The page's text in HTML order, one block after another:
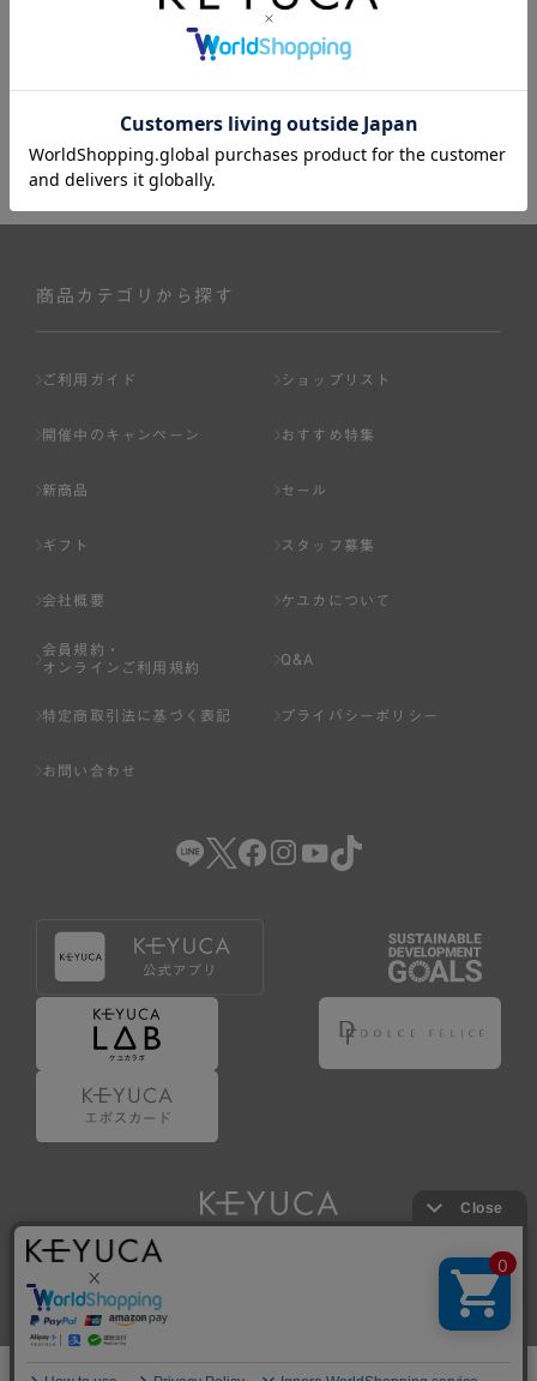
商品カテゴリから探す
ご利用ガイド ショップリスト
開催中のキャンペーン おすすめ特集
新商品 セール
ギフト スタッフ募集
会社概要 ケユカについて
会員規約・
オンラインご利用規約
Q&A
特定商取引法に基づく表記 プライバシーポリシー
お問い合わせ
Copyright © KAWAJUN Co., Ltd. All Rights Reserved.